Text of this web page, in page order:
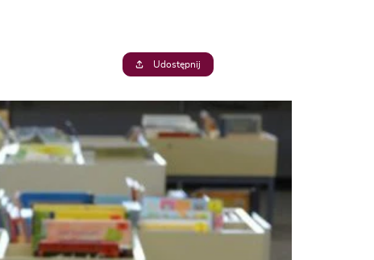
Udostępnij